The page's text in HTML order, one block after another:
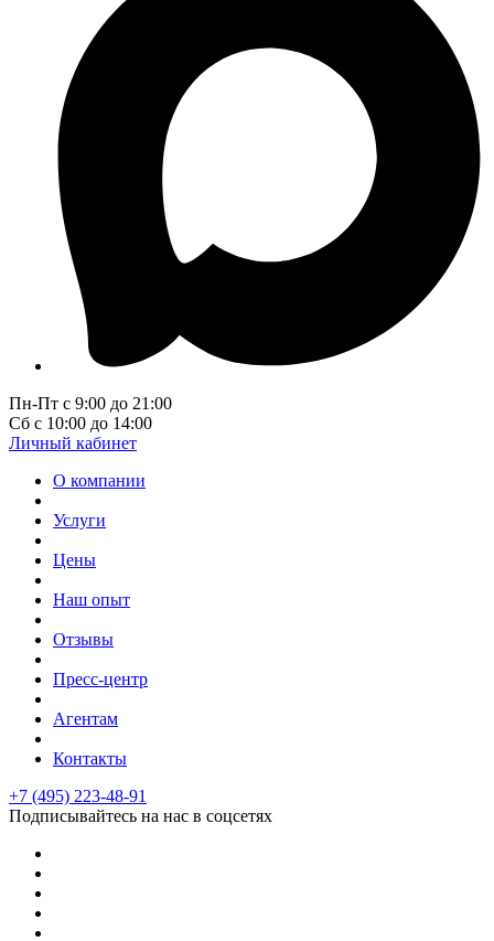
Пн-Пт с 9:00 до 21:00
Сб с 10:00 до 14:00
Личный кабинет
О компании
Услуги
Цены
Наш опыт
Отзывы
Пресс-центр
Агентам
Контакты
+7 (495) 223-48-91
Подписывайтесь на нас в соцсетях